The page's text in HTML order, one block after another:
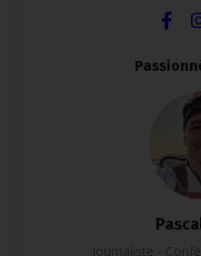
Journaliste -